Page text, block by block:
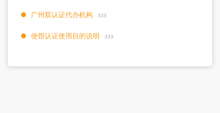
广州双认证代办机构 333
使馆认证使用目的说明 333